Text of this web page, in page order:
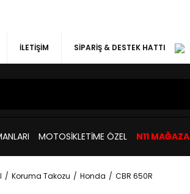
İLETİŞİM SİPARİŞ & DESTEK HATTI
MOTOSİKLETİME ÖZEL N11 MAĞAZA
Koruma Takozu Honda CBR 650R